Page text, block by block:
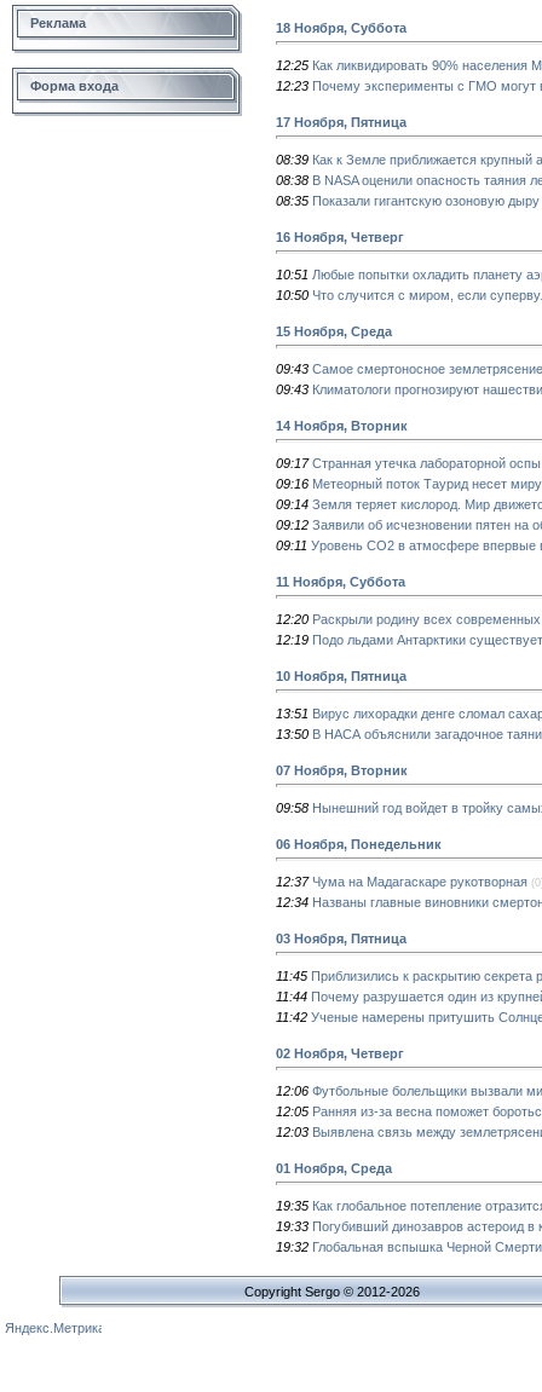
Реклама
Форма входа
18 Ноября, Суббота
12:25 Как ликвидировать 90% населения
12:23 Почему эксперименты с ГМО могут
17 Ноября, Пятница
08:39 Как к Земле приближается крупный
08:38 В NASA оценили опасность таяния
08:35 Показали гигантскую озоновую дыру
16 Ноября, Четверг
10:51 Любые попытки охладить планету
10:50 Что случится с миром, если
15 Ноября, Среда
09:43 Самое смертоносное
09:43 Климатологи прогнозируют
14 Ноября, Вторник
09:17 Странная утечка лабораторной
09:16 Метеорный поток Таурид несет
09:14 Земля теряет кислород. Мир
09:12 Заявили об исчезновении пятен на
09:11 Уровень СО2 в атмосфере впервые
11 Ноября, Суббота
12:20 Раскрыли родину всех
12:19 Подо льдами Антарктики
10 Ноября, Пятница
13:51 Вирус лихорадки денге сломал
13:50 В НАСА объяснили загадочное
07 Ноября, Вторник
09:58 Нынешний год войдет в тройку
06 Ноября, Понедельник
12:37 Чума на Мадагаскаре рукотворная
12:34 Названы главные виновники
03 Ноября, Пятница
11:45 Приблизились к раскрытию секрета
11:44 Почему разрушается один из
11:42 Ученые намерены притушить
02 Ноября, Четверг
12:06 Футбольные болельщики вызвали
12:05 Ранняя из-за весна поможет
12:03 Выявлена связь между
01 Ноября, Среда
19:35 Как глобальное потепление
19:33 Погубивший динозавров астероид в
19:32 Глобальная вспышка Черной
Copyright Sergo © 2012-2026